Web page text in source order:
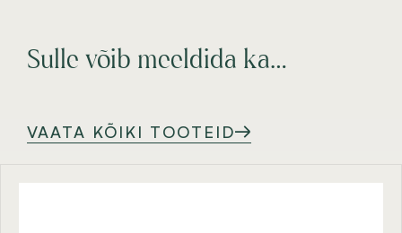
Sulle võib meeldida ka…
VAATA KÕIKI TOOTEID